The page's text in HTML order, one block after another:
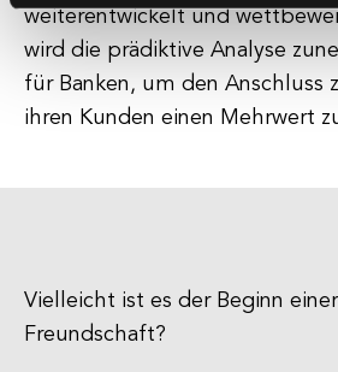
weiterentwickelt und
wird die prädiktive Analyse
für Banken, um den Anschluss
ihren Kunden einen Mehrwert
Vielleicht ist es der Beginn
Freundschaft?